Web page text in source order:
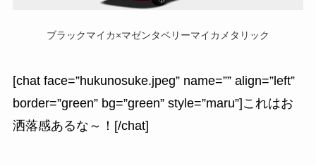
ブラックマイカ×マゼンタベリーマイカメタリック
[chat face=”hukunosuke.jpeg” name=”” align=”left”
border=”green” bg=”green” style=”maru”]これはお
洒落感あるな～！[/chat]